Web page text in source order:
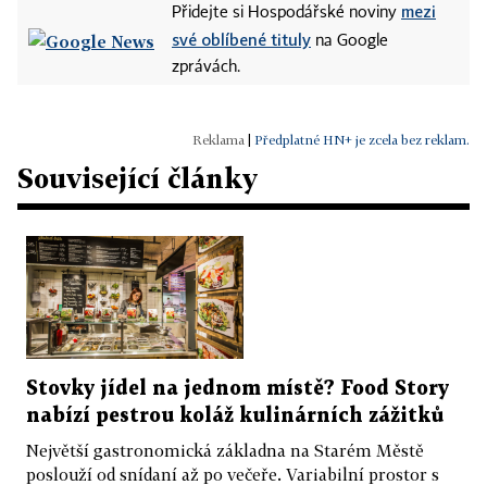
Přidejte si Hospodářské noviny mezi
své oblíbené tituly na Google
zprávách.
Předplatné HN+ je zcela bez reklam.
Související články
Stovky jídel na jednom místě? Food Story
nabízí pestrou koláž kulinárních zážitků
Největší gastronomická základna na Starém Městě
poslouží od snídaní až po večeře. Variabilní prostor s